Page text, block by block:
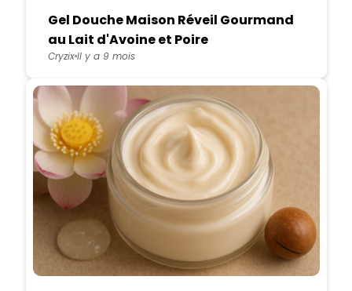
Gel Douche Maison Réveil Gourmand
au Lait d'Avoine et Poire
CryzixIl y a 9 mois